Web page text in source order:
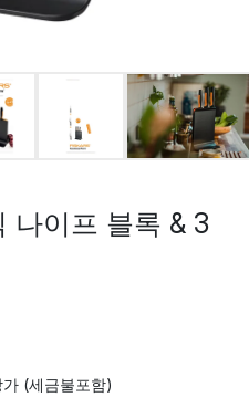
나이프 블록 & 3
가 (세금불포함)